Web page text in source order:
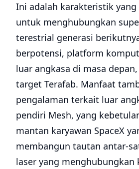
Ini adalah karakteristik
untuk menghubungkan
terestrial generasi
berpotensi, platform
luar angkasa di masa
target Terafab. Manfaat
pengalaman terkait luar
pendiri Mesh, yang
mantan karyawan SpaceX
membangun tautan antar-
laser yang menghubungkan